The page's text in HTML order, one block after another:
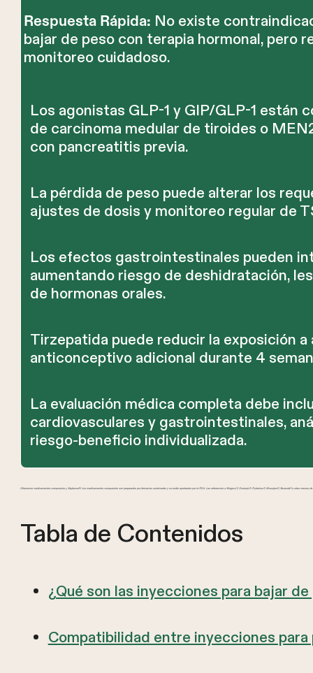
Respuesta Rápida: No existe
bajar de peso con terapia hormonal, pero
monitoreo cuidadoso.
Los agonistas GLP-1 y GIP/GLP-1
de carcinoma medular de tiroides o
con pancreatitis previa.
La pérdida de peso puede alterar los
ajustes de dosis y monitoreo regular de
Los efectos gastrointestinales pueden
aumentando riesgo de deshidratación,
de hormonas orales.
Tirzepatida puede reducir la exposición
anticonceptivo adicional durante 4
La evaluación médica completa debe
cardiovasculares y gastrointestinales,
riesgo-beneficio individualizada.
Ofrecemos medicamentos compuestos y Zepbound®. Los medicamentos compuestos son preparados por farmacias autorizadas y no están aprobados por la FDA. Las referencias a Wegovy®, Ozempic®, Rybelsus®, Mounjaro®, Saxenda® u otras marcas
Tabla de Contenidos
¿Qué son las inyecciones para bajar
Compatibilidad entre inyecciones